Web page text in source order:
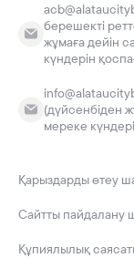
берешекті
жұмаға дейін
күндерін
(дүйсенбіден
мереке
Қарыздарды өтеу
Сайтты пайдалану
Құпиялылық